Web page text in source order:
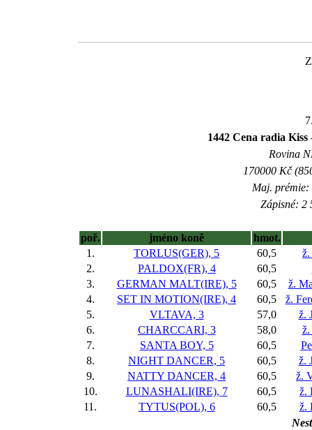
1442 Cena radia
Rovina
170000 Kč
Maj. prémie:
Zápisné: 2
poř. jméno koně
hmot.
1.
TORLUS(GER), 5 60,5
2.
PALDOX(FR), 4 60,5
3.
GERMAN MALT(IRE), 5 60,5
ž.
4.
SET IN MOTION(IRE), 4 60,5
ž.
5.
VLTAVA, 3 57,0
ž.
6.
CHARCCARI, 3 58,0
ž.
7.
SANTA BOY, 5 60,5
8.
NIGHT DANCER, 5 60,5
ž.
9.
NATTY DANCER, 4 60,5
ž.
10.
LUNASHALI(IRE), 7 60,5
ž.
11.
TYTUS(POL), 6 60,5
ž.